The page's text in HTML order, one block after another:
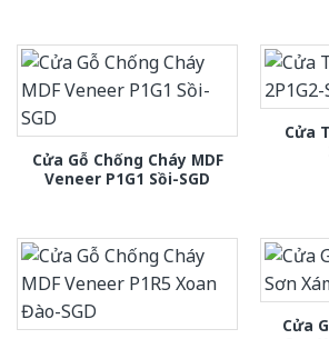
Cửa Gỗ Chống Cháy MDF
Veneer P1G1 Sồi-SGD
Cửa
Cửa